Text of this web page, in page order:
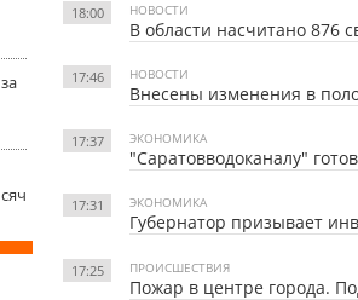
18:00 НОВОСТИ
В области насчитано 876
17:46 НОВОСТИ
Внесены изменения в
17:37 ЭКОНОМИКА
"Саратовводоканалу"
17:31 ЭКОНОМИКА
Губернатор призывает
17:25 ПРОИСШЕСТВИЯ
Пожар в центре города.